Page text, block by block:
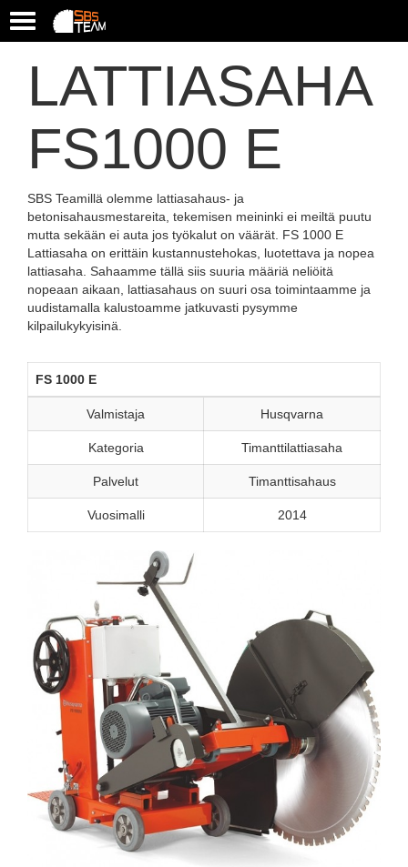
T
g
a
o
n
LATTIASAHA
FS1000 E
SBS Teamillä olemme lattiasahaus- ja
betonisahausmestareita, tekemisen meininki ei meiltä puutu
mutta sekään ei auta jos työkalut on väärät. FS 1000 E
Lattiasaha on erittäin kustannustehokas, luotettava ja nopea
lattiasaha. Sahaamme tällä siis suuria määriä neliöitä
nopeaan aikaan, lattiasahaus on suuri osa toimintaamme ja
uudistamalla kalustoamme jatkuvasti pysymme
kilpailukykyisinä.
FS 1000 E
Valmistaja Husqvarna
Kategoria Timanttilattiasaha
Palvelut Timanttisahaus
Vuosimalli 2014